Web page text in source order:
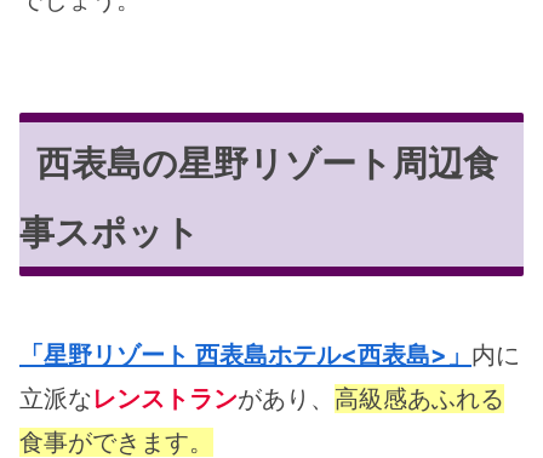
西表島の星野リゾート周辺食
事スポット
「星野リゾート 西表島ホテル<西表島>」 内に
立派な レンストランがあり、 高級感あふれる
食事ができます。